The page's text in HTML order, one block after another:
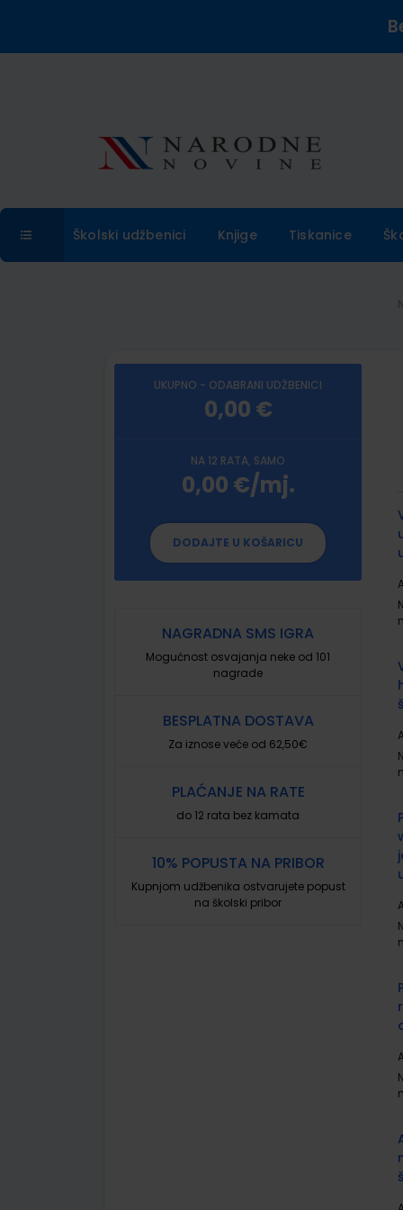
Školski udžbenici Knjige Tiskanice
UKUPNO - ODABRANI UDŽBENICI
0,00 €
NA 12 RATA, SAMO
0,00 €/mj.
DODAJTE U KOŠARICU
NAGRADNA SMS IGRA
Mogućnost osvajanja neke od 101
nagrade
BESPLATNA DOSTAVA
Za iznose veće od 62,50€
PLAĆANJE NA RATE
do 12 rata bez kamata
10% POPUSTA NA PRIBOR
Kupnjom udžbenika ostvarujete popust
na školski pribor